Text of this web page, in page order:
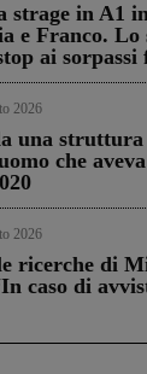
strage in A1
e Franco. Lo
ai
2026
una
che
2026
ricerche di
caso di